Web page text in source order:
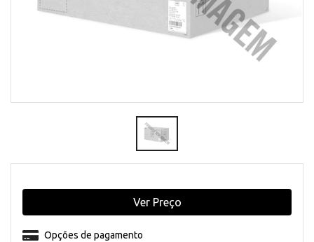
Opções de pagamento
Ver Preço